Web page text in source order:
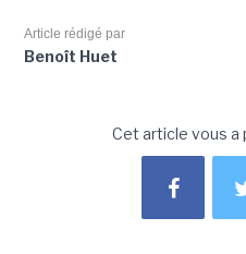
Article rédigé par
Benoît Huet
Cet article vous a